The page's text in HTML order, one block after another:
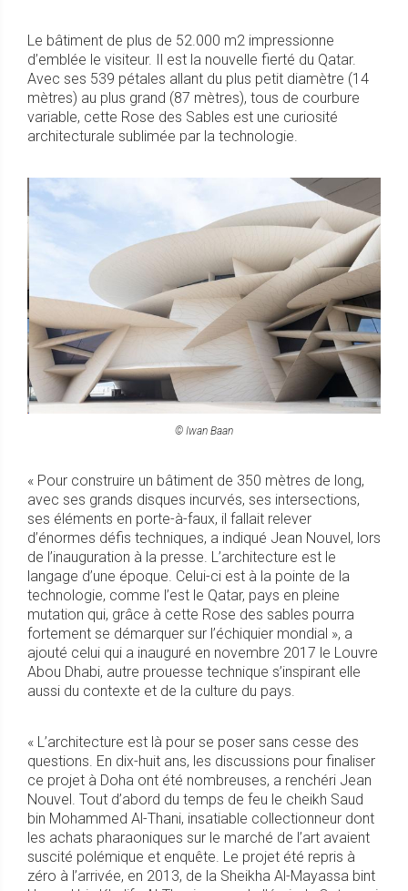
Le bâtiment de plus de 52.000 m2 impressionne
d’emblée le visiteur. Il est la nouvelle fierté du Qatar.
Avec ses 539 pétales allant du plus petit diamètre (14
mètres) au plus grand (87 mètres), tous de courbure
variable, cette Rose des Sables est une curiosité
architecturale sublimée par la technologie.
© Iwan Baan
« Pour construire un bâtiment de 350 mètres de long,
avec ses grands disques incurvés, ses intersections,
ses éléments en porte-à-faux, il fallait relever
d’énormes défis techniques, a indiqué Jean Nouvel, lors
de l’inauguration à la presse. L’architecture est le
langage d’une époque. Celui-ci est à la pointe de la
technologie, comme l’est le Qatar, pays en pleine
mutation qui, grâce à cette Rose des sables pourra
fortement se démarquer sur l’échiquier mondial », a
ajouté celui qui a inauguré en novembre 2017 le Louvre
Abou Dhabi, autre prouesse technique s’inspirant elle
aussi du contexte et de la culture du pays.
« L’architecture est là pour se poser sans cesse des
questions. En dix-huit ans, les discussions pour finaliser
ce projet à Doha ont été nombreuses, a renchéri Jean
Nouvel. Tout d’abord du temps de feu le cheikh Saud
bin Mohammed Al-Thani, insatiable collectionneur dont
les achats pharaoniques sur le marché de l’art avaient
suscité polémique et enquête. Le projet été repris à
zéro à l’arrivée, en 2013, de la Sheikha Al-Mayassa bint